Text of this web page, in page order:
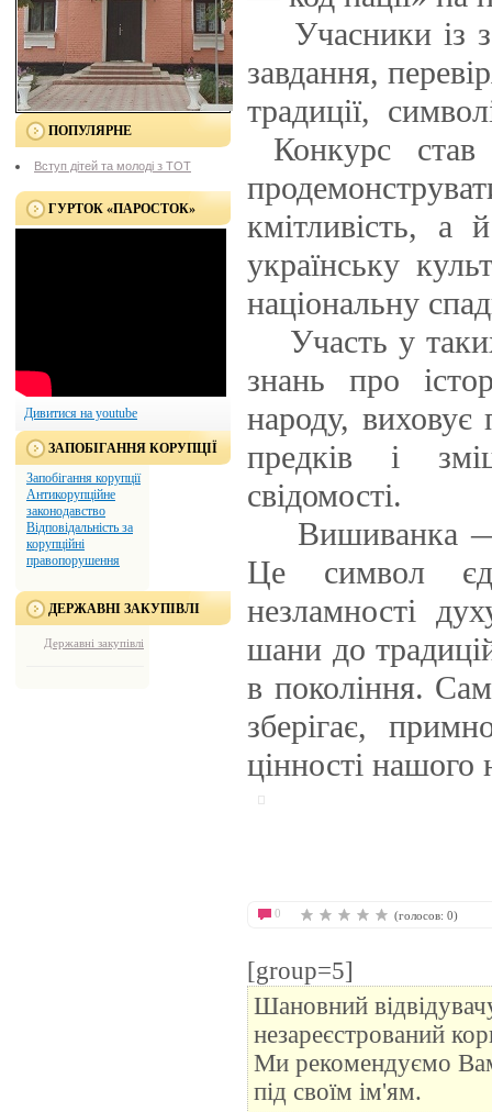
ПОПУЛЯРНЕ
Вступ дітей та молоді з ТОТ
ГУРТОК «ПАРОСТОК»
Дивитися на youtube
ЗАПОБІГАННЯ КОРУПЦІЇ
Запобігання корупції
Антикорупційне
законодавство
Відповідальність за
корупційні
правопорушення
ДЕРЖАВНІ ЗАКУПІВЛІ
Державні закупівлі
Учасники із
завдання,
традиції,
Конкурс
кмітливість, а
українську
національну
Участь у
знань про
народу, виховує
предків і
свідомості.
Вишиванка —
Це символ
незламності
шани до
в покоління.
зберігає,
цінності нашого
0 (голосов: 0)
[group=5]
Шановний
незареєстрований
Ми рекомендуємо
під своїм ім'ям.